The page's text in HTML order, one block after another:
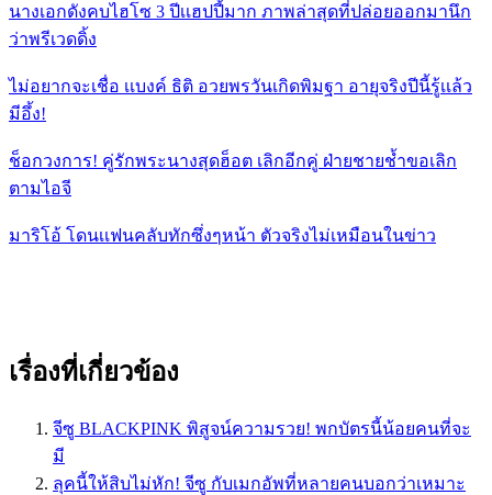
นางเอกดังคบไฮโซ 3 ปีเเฮปปี้มาก ภาพล่าสุดที่ปล่อยออกมานึก
ว่าพรีเวดดิ้ง
ไม่อยากจะเชื่อ เเบงค์ ธิติ อวยพรวันเกิดพิมฐา อายุจริงปีนี้รู้เเล้ว
มีอึ้ง!
ช็อกวงการ! คู่รักพระนางสุดฮ็อต เลิกอีกคู่ ฝ่ายชายช้ำขอเลิก
ตามไอจี
มาริโอ้ โดนเเฟนคลับทักซึ่งๆหน้า ตัวจริงไม่เหมือนในข่าว
เรื่องที่เกี่ยวข้อง
จีซู BLACKPINK พิสูจน์ความรวย! พกบัตรนี้น้อยคนที่จะ
มี
ลุคนี้ให้สิบไม่หัก! จีซู กับเมกอัพที่หลายคนบอกว่าเหมาะ